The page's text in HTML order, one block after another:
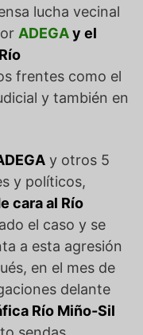
lucha vecinal
ADEGAy el
frentes como el
y también en
y otros 5
y políticos,
cara al Río
el caso y se
a esta agresión
en el mes de
delante
Río Miño-Sil